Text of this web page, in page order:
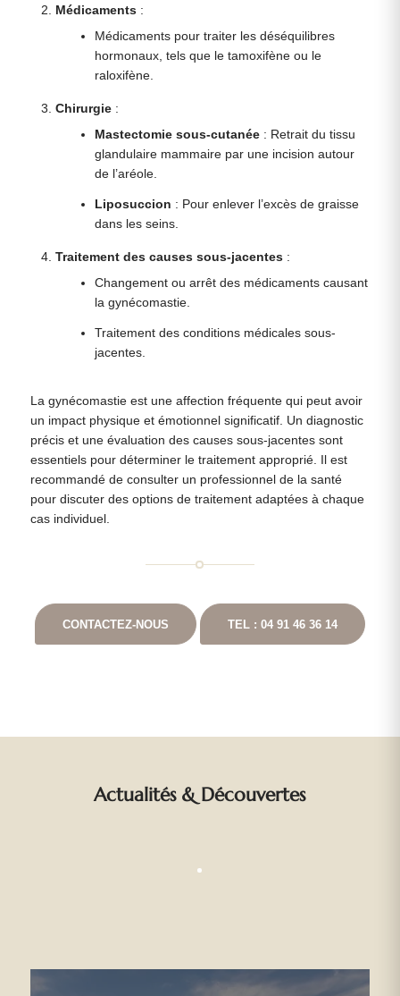
Médicaments :
Médicaments pour traiter les déséquilibres
hormonaux, tels que le tamoxifène ou le
raloxifène.
Chirurgie :
Mastectomie sous-cutanée : Retrait du tissu
glandulaire mammaire par une incision autour
de l’aréole.
Liposuccion : Pour enlever l’excès de graisse
dans les seins.
Traitement des causes sous-jacentes :
Changement ou arrêt des médicaments causant
la gynécomastie.
Traitement des conditions médicales sous-
jacentes.
La gynécomastie est une affection fréquente qui peut avoir
un impact physique et émotionnel significatif. Un diagnostic
précis et une évaluation des causes sous-jacentes sont
essentiels pour déterminer le traitement approprié. Il est
recommandé de consulter un professionnel de la santé
pour discuter des options de traitement adaptées à chaque
cas individuel.
CONTACTEZ-NOUS TEL : 04 91 46 36 14
Actualités & Découvertes